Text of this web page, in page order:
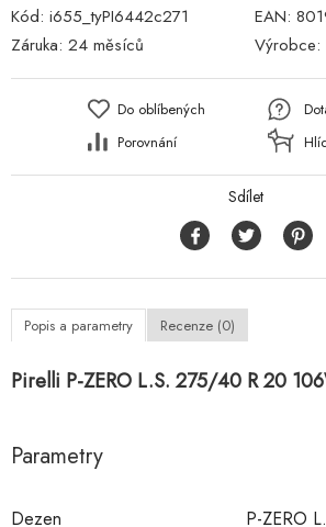
Kód: i655_tyPI6442c271 EAN:
Záruka: 24 měsíců Výrobce:
Do oblíbených
Porovnání
Sdílet
Popis a parametry Recenze (0)
Pirelli P-ZERO L.S. 275/40 R 20
Parametry
Dezen
P-ZERO